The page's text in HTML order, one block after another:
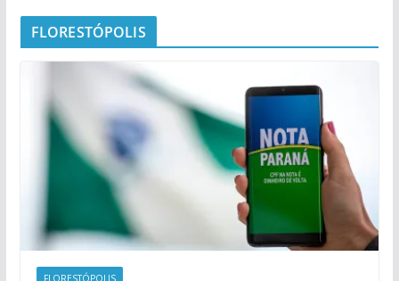
FLORESTÓPOLIS
FLORESTÓPOLIS